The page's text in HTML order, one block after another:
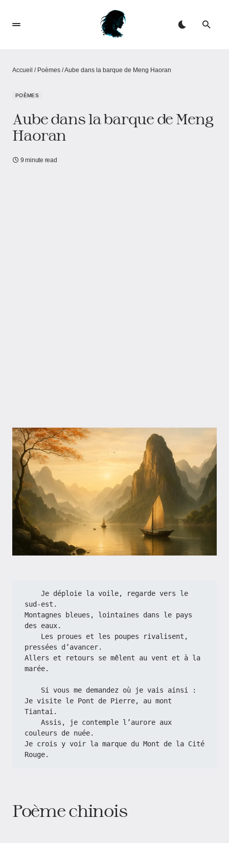
Accueil / Poèmes /Aube dans la barque de Meng Haoran
POÈMES
Aube dans la barque de Meng
Haoran
9 minute read
sud-est.
Montagnes bleues, lointaines dans le pays
des eaux.
pressées d’avancer.
Allers et retours se mêlent au vent et à la
marée.
    Si vous me demandez où je vais ainsi :
Je visite le Pont de Pierre, au mont
Tiantai.
couleurs de nuée.
Je crois y voir la marque du Mont de la Cité
Rouge.
Poème chinois